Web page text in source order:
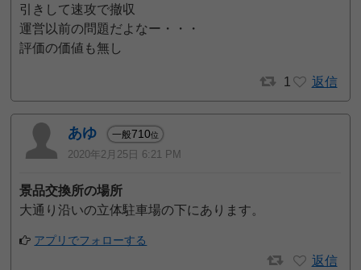
引きして速攻で撤収
運営以前の問題だよなー・・・
評価の価値も無し
1 返信
あゆ 一般710位
2020年2月25日 6:21 PM
景品交換所の場所
大通り沿いの立体駐車場の下にあります。
アプリでフォローする
返信